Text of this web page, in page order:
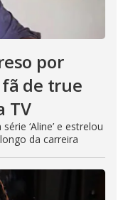
por
de true
TV
‘Aline’ e estrelou
da carreira